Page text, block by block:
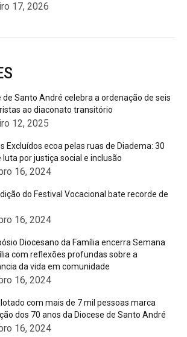
17, 2026
de Santo André celebra a ordenação de seis
ao diaconato transitório
12, 2025
Excluídos ecoa pelas ruas de Diadema: 30
luta por justiça social e inclusão
16, 2024
do Festival Vocacional bate recorde de
16, 2024
Diocesano da Família encerra Semana
com reflexões profundas sobre a
da vida em comunidade
16, 2024
lotado com mais de 7 mil pessoas marca
dos 70 anos da Diocese de Santo André
16, 2024